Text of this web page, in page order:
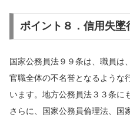
ポイント８．信用失墜
国家公務員法９９条は、職員は
官職全体の不名誉となるような
います。地方公務員法３３条に
さらに、国家公務員倫理法、国